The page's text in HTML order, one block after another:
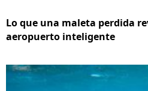
Lo que una maleta perdida
aeropuerto inteligente